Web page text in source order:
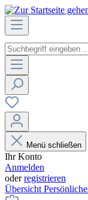
Menü schließen
Ihr Konto
Anmelden
oderregistrieren
Übersicht